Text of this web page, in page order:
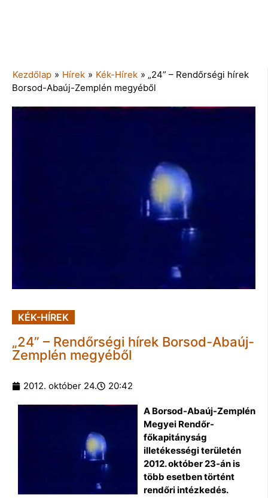
Kezdőlap » Hírek » Kék-Hírek » „24” – Rendőrségi hírek
Borsod-Abaúj-Zemplén megyéből
KÉK-HÍREK
„24” – Rendőrségi hírek Borsod-Abaúj-
Zemplén megyéből
2012. október 24. 20:42
A Borsod-Abaúj-Zemplén
Megyei Rendőr-
főkapitányság
illetékességi területén
2012. október 23-án is
több esetben történt
rendőri intézkedés.